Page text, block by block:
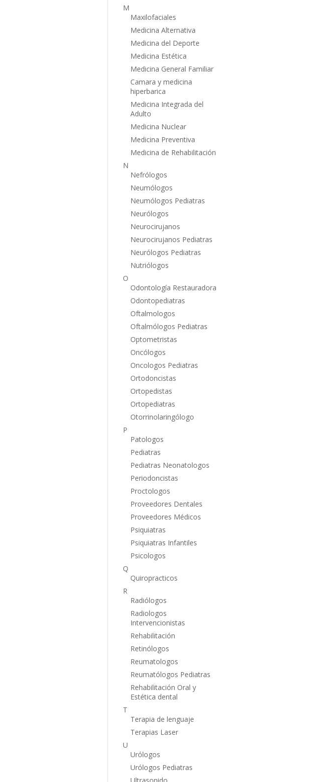
M
Maxilofaciales
Medicina Alternativa
Medicina del Deporte
Medicina Estética
Medicina General Familiar
Camara y medicina
hiperbarica
Medicina Integrada del
Adulto
Medicina Nuclear
Medicina Preventiva
Medicina de Rehabilitación
N
Nefrólogos
Neumólogos
Neumólogos Pediatras
Neurólogos
Neurocirujanos
Neurocirujanos Pediatras
Neurólogos Pediatras
Nutriólogos
O
Odontología Restauradora
Odontopediatras
Oftalmologos
Oftalmólogos Pediatras
Optometristas
Oncólogos
Oncologos Pediatras
Ortodoncistas
Ortopedistas
Ortopediatras
Otorrinolaringólogo
P
Patologos
Pediatras
Pediatras Neonatologos
Periodoncistas
Proctologos
Proveedores Dentales
Proveedores Médicos
Psiquiatras
Psiquiatras Infantiles
Psicologos
Q
Quiropracticos
R
Radiólogos
Radiologos
Intervencionistas
Rehabilitación
Retinólogos
Reumatologos
Reumatólogos Pediatras
Rehabilitación Oral y
Estética dental
T
Terapia de lenguaje
Terapias Laser
U
Urólogos
Urólogos Pediatras
Ultrasonido